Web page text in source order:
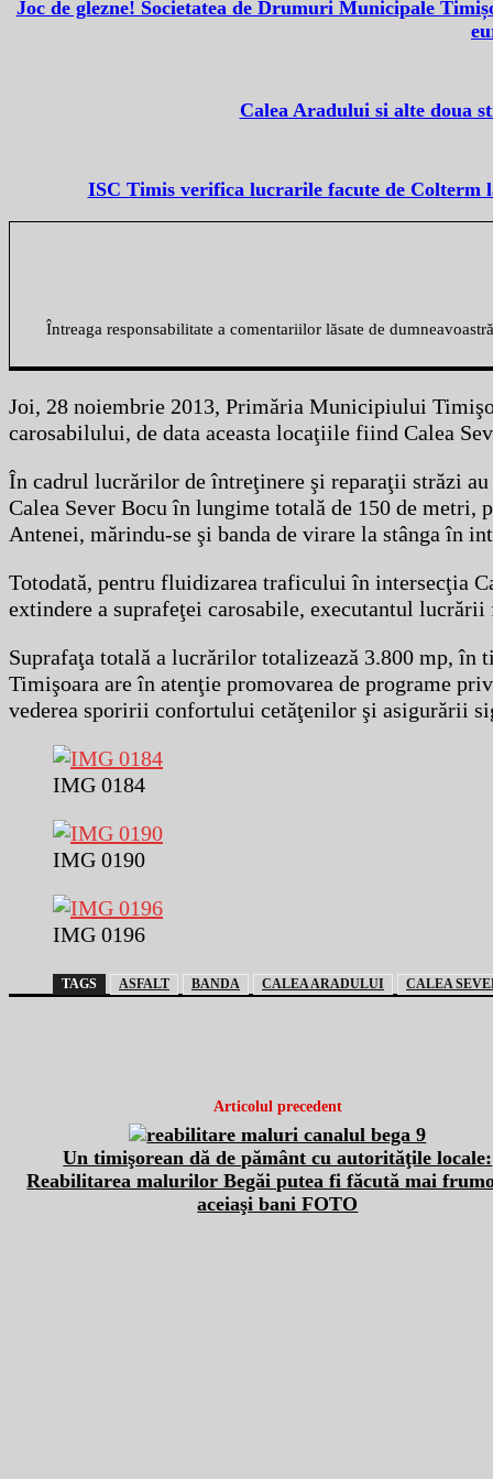
Joc de glezne! Societatea de Drumuri Municipale
Calea Aradului si alte doua
ISC Timis verifica lucrarile facute de Colterm
Întreaga responsabilitate a comentariilor lăsate de
Joi, 28 noiembrie 2013, Primăria Municipiului
carosabilului, de data aceasta locaţiile fiind Calea
În cadrul lucrărilor de întreţinere şi reparaţii străzi
Calea Sever Bocu în lungime totală de 150 de
Antenei, mărindu-se şi banda de virare la stânga în
Totodată, pentru fluidizarea traficului în intersecţia
extindere a suprafeţei carosabile, executantul
Suprafaţa totală a lucrărilor totalizează 3.800 mp,
Timişoara are în atenţie promovarea de programe
vederea sporirii confortului cetăţenilor şi asigurării
IMG 0184
IMG 0190
IMG 0196
TAGS ASFALT BANDA CALEA ARADULUI CALEA
Articolul precedent
Un timişorean dă de pământ cu autorităţile locale:
Reabilitarea malurilor Begăi putea fi făcută mai
aceiaşi bani FOTO